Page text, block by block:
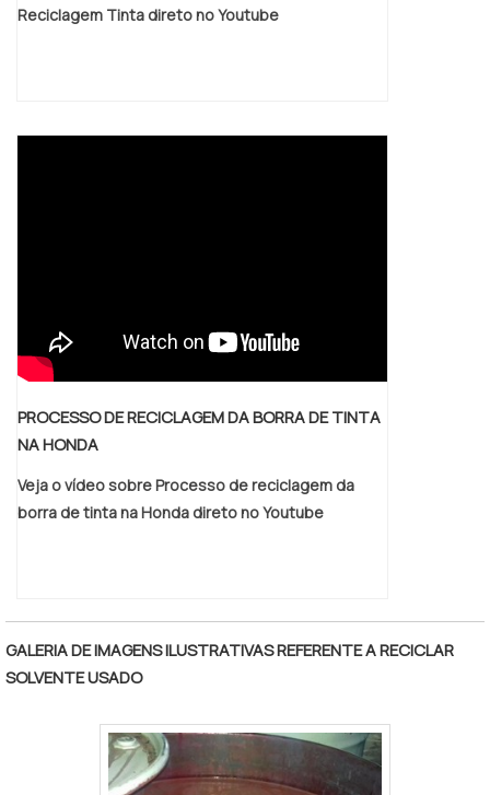
Reciclagem Tinta direto no Youtube
PROCESSO DE RECICLAGEM DA BORRA DE TINTA
NA HONDA
Veja o vídeo sobre Processo de reciclagem da
borra de tinta na Honda direto no Youtube
GALERIA DE IMAGENS ILUSTRATIVAS REFERENTE A RECICLAR
SOLVENTE USADO